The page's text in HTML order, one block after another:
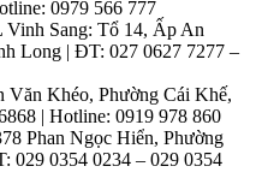
0979 566 777
Sang: Tổ 14, Ấp An
Long | ĐT: 027 0627 7277 –
Văn Khéo, Phường Cái Khế,
| Hotline: 0919 978 860
Phan Ngọc Hiển, Phường
029 0354 0234 – 029 0354